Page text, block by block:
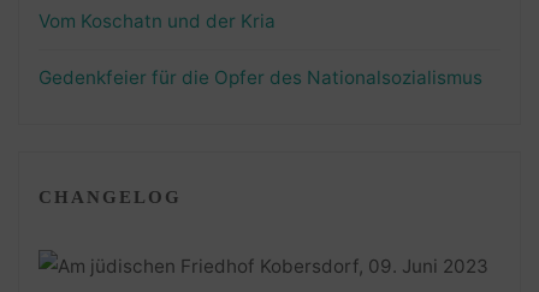
Vom Koschatn und der Kria
Gedenkfeier für die Opfer des Nationalsozialismus
CHANGELOG